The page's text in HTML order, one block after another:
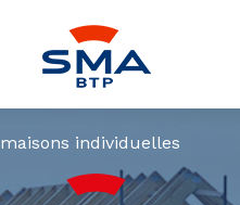
individuelles